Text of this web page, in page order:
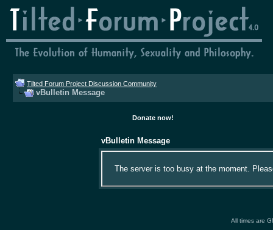
Tilted Forum Project Discussion Community
vBulletin Message
Donate now!
vBulletin Message
The server is too busy at the moment.
All times are